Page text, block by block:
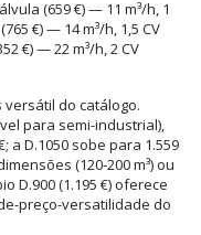
(659 €) — 11 m³/h, 1
€) — 14 m³/h, 1,5 CV
€) — 22 m³/h, 2 CV
do catálogo.
para semi-industrial),
a D.1050 sobe para 1.559
(120-200 m³) ou
D.900 (1.195 €) oferece
preço-versatilidade do